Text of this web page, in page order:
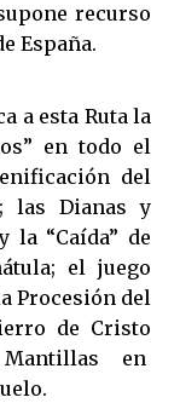
recurso
España.
a esta Ruta la
en todo el
del
las Dianas y
la “Caída” de
el juego
Procesión del
de Cristo
en